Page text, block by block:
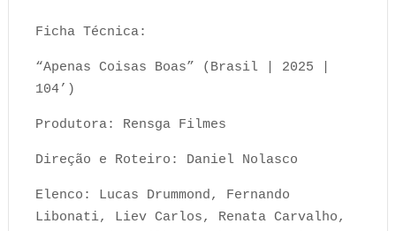
Ficha Técnica:
“Apenas Coisas Boas” (Brasil | 2025 |
104’)
Produtora: Rensga Filmes
Direção e Roteiro: Daniel Nolasco
Elenco: Lucas Drummond, Fernando
Libonati, Liev Carlos, Renata Carvalho,